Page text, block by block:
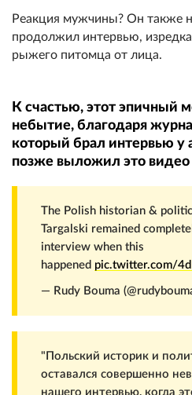
Реакция мужчины? Он также
продолжил интервью, изредка
рыжего питомца от лица.
К счастью, этот эпичный
небытие, благодаря
который брал интервью у
позже выложил это
The Polish historian &
Targalski remained
interview when this
happened pic.twitter.com/
— Rudy Bouma
"Польский историк и
оставался совершенно
нашего интервью, когда